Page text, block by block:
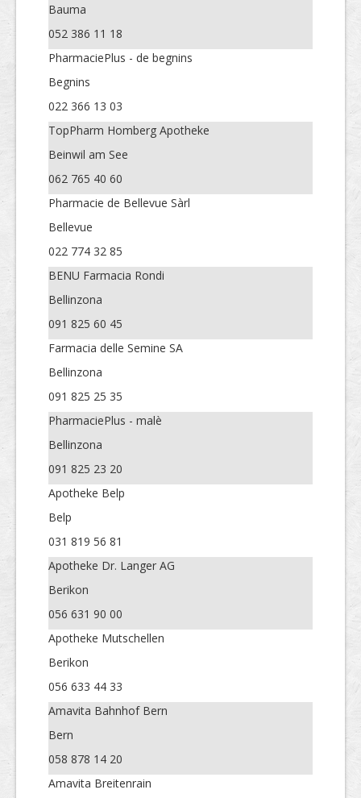
Bauma
052 386 11 18
PharmaciePlus - de begnins
Begnins
022 366 13 03
TopPharm Homberg Apotheke
Beinwil am See
062 765 40 60
Pharmacie de Bellevue Sàrl
Bellevue
022 774 32 85
BENU Farmacia Rondi
Bellinzona
091 825 60 45
Farmacia delle Semine SA
Bellinzona
091 825 25 35
PharmaciePlus - malè
Bellinzona
091 825 23 20
Apotheke Belp
Belp
031 819 56 81
Apotheke Dr. Langer AG
Berikon
056 631 90 00
Apotheke Mutschellen
Berikon
056 633 44 33
Amavita Bahnhof Bern
Bern
058 878 14 20
Amavita Breitenrain